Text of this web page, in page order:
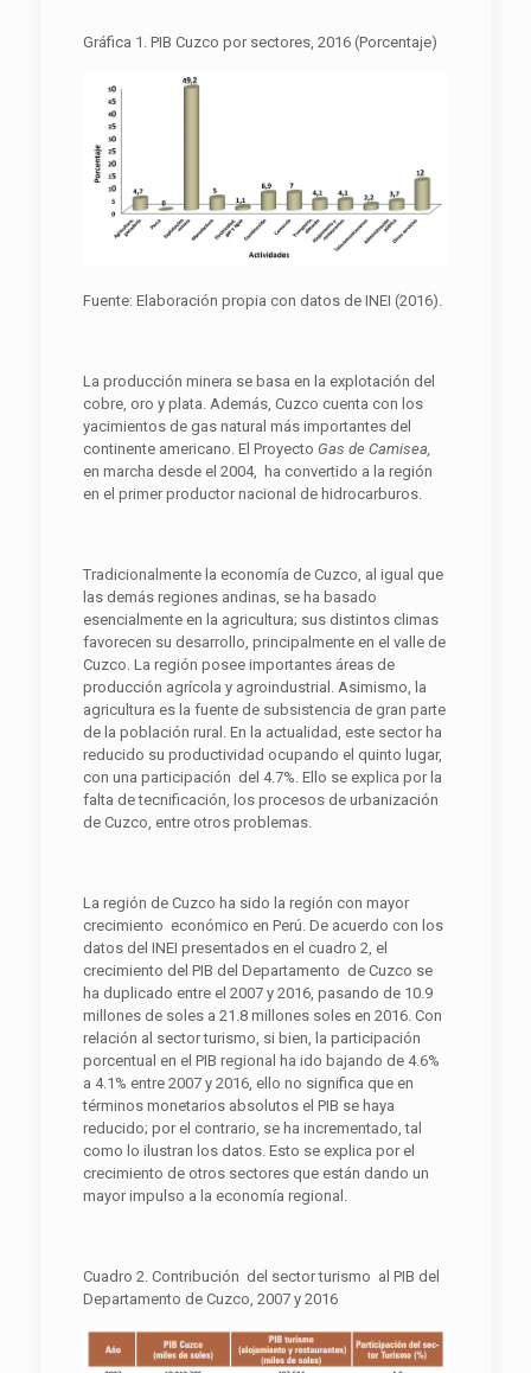
Gráfica 1. PIB Cuzco por sectores, 2016 (Porcentaje)
Fuente: Elaboración propia con datos de INEI (2016).
La producción minera se basa en la explotación del
cobre, oro y plata. Además, Cuzco cuenta con los
yacimientos de gas natural más importantes del
continente americano. El Proyecto Gas de Camisea,
en marcha desde el 2004, ha convertido a la región
en el primer productor nacional de hidrocarburos.
Tradicionalmente la economía de Cuzco, al igual que
las demás regiones andinas, se ha basado
esencialmente en la agricultura; sus distintos climas
favorecen su desarrollo, principalmente en el valle de
Cuzco. La región posee importantes áreas de
producción agrícola y agroindustrial. Asimismo, la
agricultura es la fuente de subsistencia de gran parte
de la población rural. En la actualidad, este sector ha
reducido su productividad ocupando el quinto lugar,
con una participación del 4.7%. Ello se explica por la
falta de tecnificación, los procesos de urbanización
de Cuzco, entre otros problemas.
La región de Cuzco ha sido la región con mayor
crecimiento económico en Perú. De acuerdo con los
datos del INEI presentados en el cuadro 2, el
crecimiento del PIB del Departamento de Cuzco se
ha duplicado entre el 2007 y 2016, pasando de 10.9
millones de soles a 21.8 millones soles en 2016. Con
relación al sector turismo, si bien, la participación
porcentual en el PIB regional ha ido bajando de 4.6%
a 4.1% entre 2007 y 2016, ello no significa que en
términos monetarios absolutos el PIB se haya
reducido; por el contrario, se ha incrementado, tal
como lo ilustran los datos. Esto se explica por el
crecimiento de otros sectores que están dando un
mayor impulso a la economía regional.
Cuadro 2. Contribución del sector turismo al PIB del
Departamento de Cuzco, 2007 y 2016